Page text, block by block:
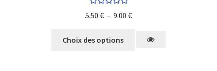
5.50 € – 9.00 €
Choix des options